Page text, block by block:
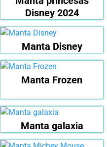
Disney 2024
Manta Disney
Manta Frozen
Manta galaxia